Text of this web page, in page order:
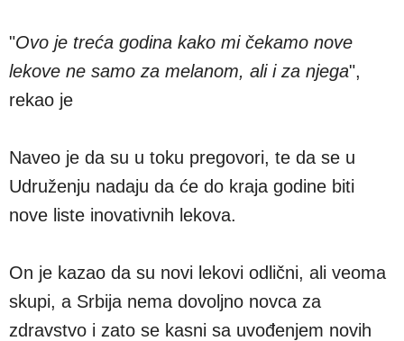
"Ovo je treća godina kako mi čekamo nove
lekove ne samo za melanom, ali i za njega",
rekao je
Naveo je da su u toku pregovori, te da se u
Udruženju nadaju da će do kraja godine biti
nove liste inovativnih lekova.
On je kazao da su novi lekovi odlični, ali veoma
skupi, a Srbija nema dovoljno novca za
zdravstvo i zato se kasni sa uvođenjem novih